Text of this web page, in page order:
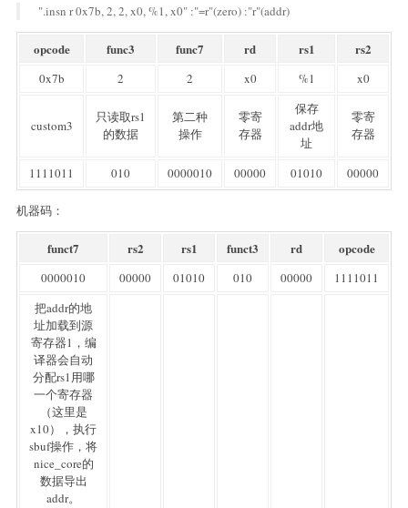
".insn r 0x7b, 2, 2, x0, %1, x0" :"=r"(zero) :"r"(addr)
opcode func3 func7 rd rs1 rs2
0x7b 2 2 x0 %1 x0
custom3
只读取rs1
的数据
第二种
操作
零寄
存器
保存
addr地
址
零寄
存器
1111011 010 0000010 00000 01010 00000
机器码：
funct7 rs2 rs1 funct3 rd opcode
0000010 00000 01010 010 00000
1111011
把addr的地
址加载到源
寄存器1，编
译器会自动
分配rs1用哪
一个寄存器
（这里是
x10），执行
sbuf操作，将
nice_core的
数据导出
addr。